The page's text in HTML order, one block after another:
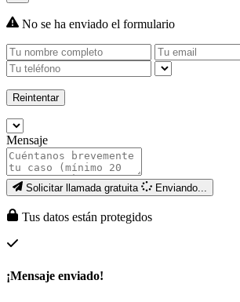
No se ha enviado el formulario
Reintentar
Mensaje
Solicitar llamada gratuita Enviando...
Tus datos están protegidos
¡Mensaje enviado!